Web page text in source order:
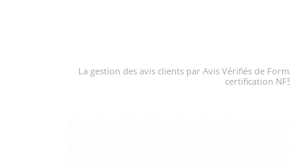
La gestion des avis clients par Avis Vérifiés de
certification